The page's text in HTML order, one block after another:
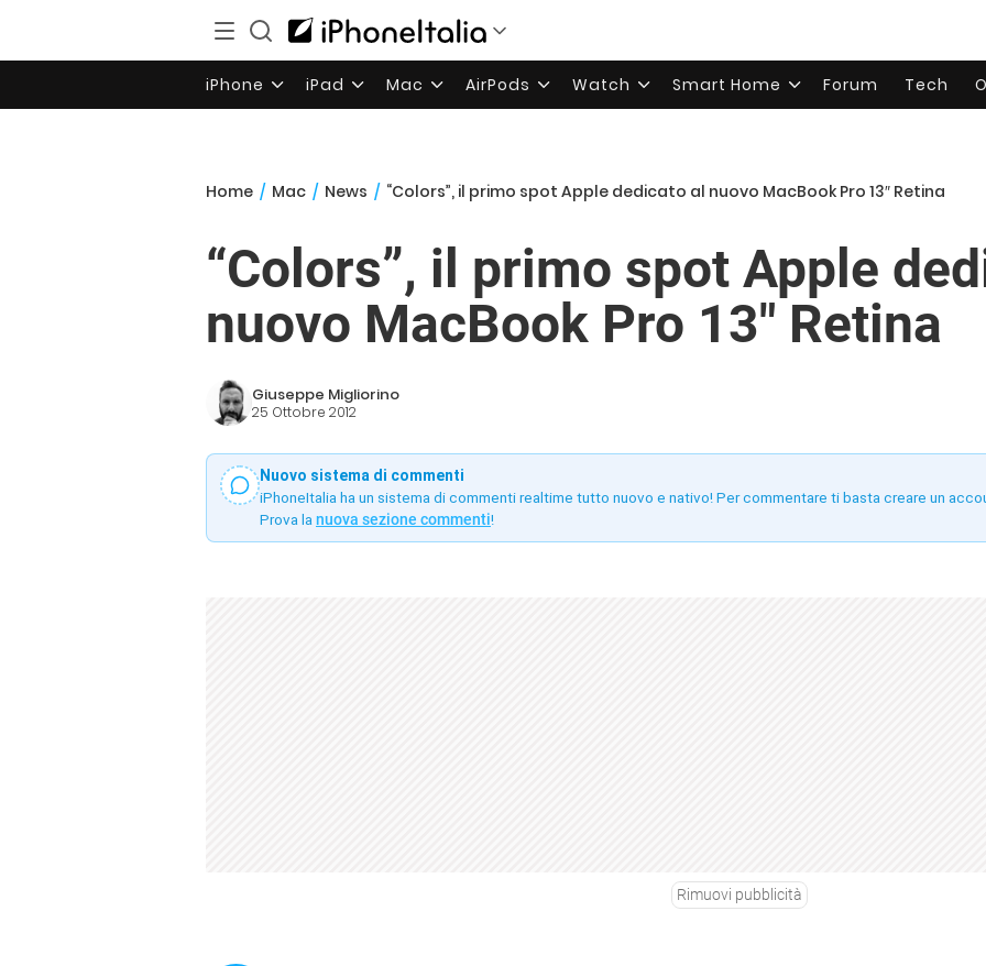
iPhone iPad Mac AirPods Watch Smart Home Forum Tech
Home / Mac / News / “Colors”, il primo spot Apple dedicato al nuovo MacBook Pro 13″ Retina
“Colors”, il primo spot Apple
nuovo MacBook Pro 13″ Retina
Giuseppe Migliorino
25 Ottobre 2012
Nuovo sistema di commenti
iPhoneItalia ha un sistema di commenti realtime tutto nuovo e nativo! Per commentare ti basta creare un
Prova la nuova sezione commenti!
Rimuovi pubblicità